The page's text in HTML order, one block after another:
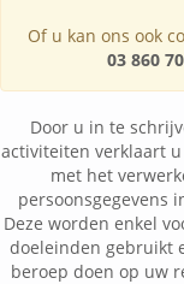
Of u kan ons ook
03 860
Door u in te
activiteiten verklaart
met het
persoonsgegevens
Deze worden enkel
doeleinden gebruikt
beroep doen op uw